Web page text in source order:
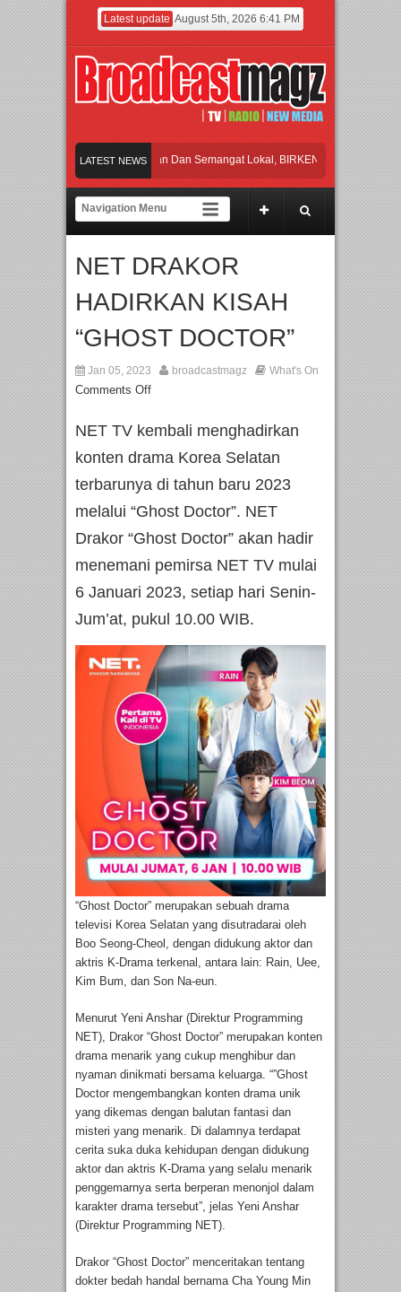
Latest update August 5th, 2026 6:41 PM
LATEST NEWS
Perpaduan Warisan Dan Semangat Lokal, BIRKENSTOCK INDONESIA
UT School, PTBA, dan Kamaju Tingkatkan Kualitas SDM melalui Basic
Eksklusif Pemain Sinetron Biarkan Hati Bicara, Febby Rastanty,
Perpaduan Warisan Dan Semangat Lokal, BIRKENSTOCK INDONESIA
NET DRAKOR
HADIRKAN KISAH
“GHOST DOCTOR”
Jan 05, 2023 broadcastmagz What's On
Comments Off
NET TV kembali menghadirkan
konten drama Korea Selatan
terbarunya di tahun baru 2023
melalui “Ghost Doctor”. NET
Drakor “Ghost Doctor” akan hadir
menemani pemirsa NET TV mulai
6 Januari 2023, setiap hari Senin-
Jum’at, pukul 10.00 WIB.
“Ghost Doctor” merupakan sebuah drama
televisi Korea Selatan yang disutradarai oleh
Boo Seong-Cheol, dengan didukung aktor dan
aktris K-Drama terkenal, antara lain: Rain, Uee,
Kim Bum, dan Son Na-eun.
Menurut Yeni Anshar (Direktur Programming
NET), Drakor “Ghost Doctor” merupakan konten
drama menarik yang cukup menghibur dan
nyaman dinikmati bersama keluarga. “”Ghost
Doctor mengembangkan konten drama unik
yang dikemas dengan balutan fantasi dan
misteri yang menarik. Di dalamnya terdapat
cerita suka duka kehidupan dengan didukung
aktor dan aktris K-Drama yang selalu menarik
penggemarnya serta berperan menonjol dalam
karakter drama tersebut”, jelas Yeni Anshar
(Direktur Programming NET).
Drakor “Ghost Doctor” menceritakan tentang
dokter bedah handal bernama Cha Young Min